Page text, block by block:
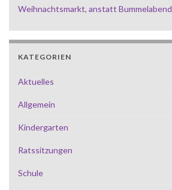
Weihnachtsmarkt, anstatt Bummelabend
KATEGORIEN
Aktuelles
Allgemein
Kindergarten
Ratssitzungen
Schule